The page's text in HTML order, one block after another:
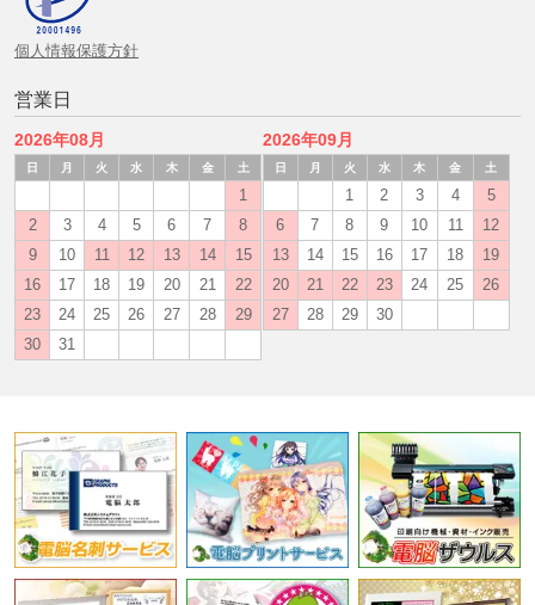
個人情報保護方針
営業日
2026年08月
日 月 火 水 木 金 土
1
2
3 4 5 6 7
8
9
10 11 12 13 14
15
16
17 18 19 20 21
22
23
24 25 26 27 28
29
30
31
2026年09月
日 月 火 水 木 金 土
1 2 3 4
5
6
7 8 9 10 11
12
13
14 15 16 17 18
19
20
21 22 23 24 25
26
27
28 29 30